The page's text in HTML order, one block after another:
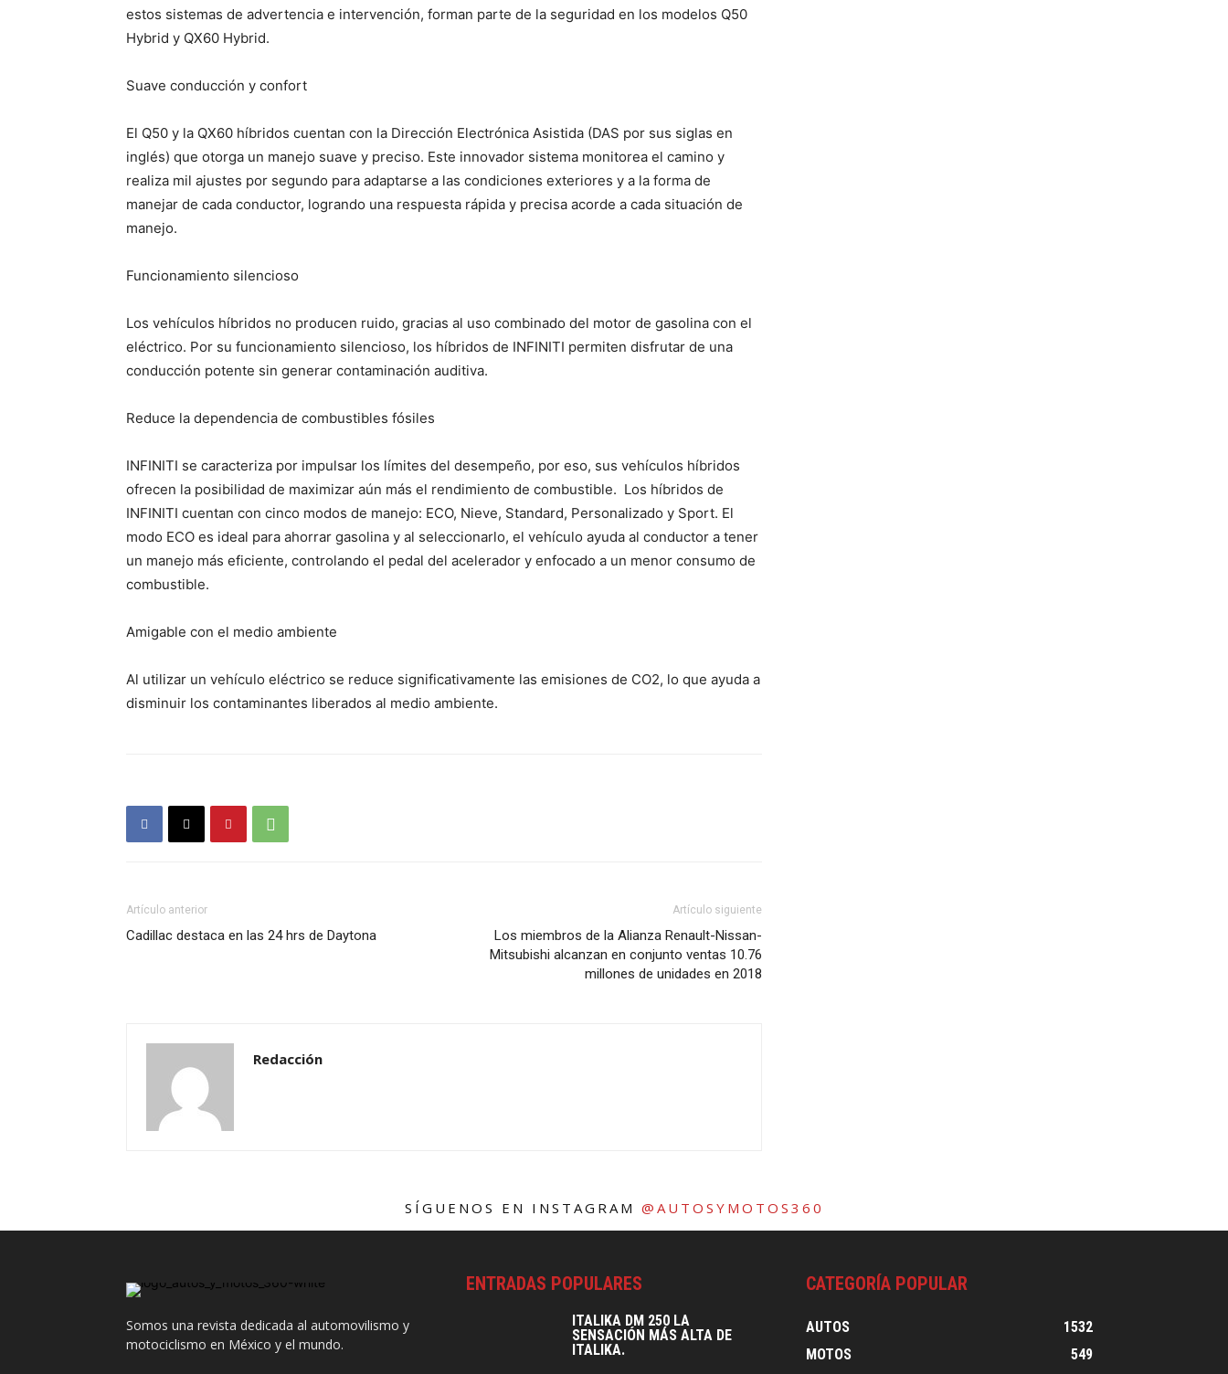
estos sistemas de advertencia e intervención, forman parte de la seguridad en los modelos Q50
Hybrid y QX60 Hybrid.
Suave conducción y confort
El Q50 y la QX60 híbridos cuentan con la Dirección Electrónica Asistida (DAS por sus siglas en
inglés) que otorga un manejo suave y preciso. Este innovador sistema monitorea el camino y
realiza mil ajustes por segundo para adaptarse a las condiciones exteriores y a la forma de
manejar de cada conductor, logrando una respuesta rápida y precisa acorde a cada situación de
manejo.
Funcionamiento silencioso
Los vehículos híbridos no producen ruido, gracias al uso combinado del motor de gasolina con el
eléctrico. Por su funcionamiento silencioso, los híbridos de INFINITI permiten disfrutar de una
conducción potente sin generar contaminación auditiva.
Reduce la dependencia de combustibles fósiles
INFINITI se caracteriza por impulsar los límites del desempeño, por eso, sus vehículos híbridos
ofrecen la posibilidad de maximizar aún más el rendimiento de combustible. Los híbridos de
INFINITI cuentan con cinco modos de manejo: ECO, Nieve, Standard, Personalizado y Sport. El
modo ECO es ideal para ahorrar gasolina y al seleccionarlo, el vehículo ayuda al conductor a tener
un manejo más eficiente, controlando el pedal del acelerador y enfocado a un menor consumo de
combustible.
Amigable con el medio ambiente
Al utilizar un vehículo eléctrico se reduce significativamente las emisiones de CO2, lo que ayuda a
disminuir los contaminantes liberados al medio ambiente.
Artículo anterior
Cadillac destaca en las 24 hrs de Daytona
Artículo siguiente
Los miembros de la Alianza Renault-Nissan-
Mitsubishi alcanzan en conjunto ventas 10.76
millones de unidades en 2018
Redacción
SÍGUENOS EN INSTAGRAM @AUTOSYMOTOS360
Somos una revista dedicada al automovilismo y
motociclismo en México y el mundo.
ENTRADAS POPULARES
ITALIKA DM 250 LA
SENSACIÓN MÁS ALTA DE
ITALIKA.
CATEGORÍA POPULAR
AUTOS
1532
MOTOS
549